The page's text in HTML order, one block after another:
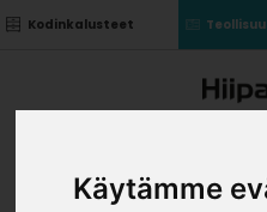
Käytämme
Kodinkalusteet